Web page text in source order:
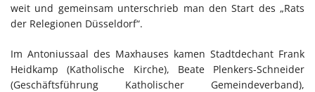
weit und gemeinsam unterschrieb man den Start des „Rats
der Relegionen Düsseldorf“.
Im Antoniussaal des Maxhauses kamen Stadtdechant Frank
Heidkamp (Katholische Kirche), Beate Plenkers-Schneider
(Geschäftsführung Katholischer Gemeindeverband),